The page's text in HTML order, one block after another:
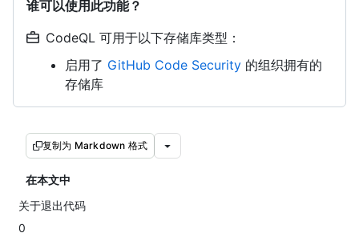
谁可以使用此功能？
CodeQL 可用于以下存储库类型：
启用了 GitHub Code Security 的组织拥有的
存储库
复制为 Markdown 格式
在本文中
关于退出代码
0